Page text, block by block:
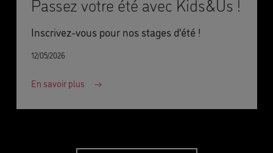
Inscrivez-vous pour nos stages d'été !
12/05/2026
En savoir plus